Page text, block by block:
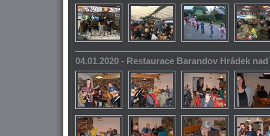
04.01.2020 - Restaurace Barandov Hrádek